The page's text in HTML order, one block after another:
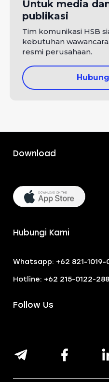
Untuk media
publikasi
Tim komunikasi HSB
kebutuhan
resmi perusahaan.
Download
Hubungi Kami
Whatsapp: +62 821-1019-
Hotline: +62 215-0122-288
Follow Us